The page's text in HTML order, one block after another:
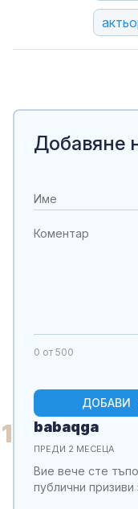
Добавяне
0 от 500
ДОБАВИ
1 babaqga
ПРЕДИ 2 МЕСЕЦА
Вие вече сте
публични